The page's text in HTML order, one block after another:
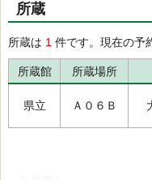
所蔵
所蔵は 1 件です。現在の予
所蔵館 所蔵場所
県立 Ａ０６Ｂ